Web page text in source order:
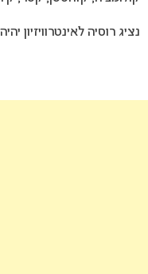
נציג רוסיה לאינטרוויזיון יהיה